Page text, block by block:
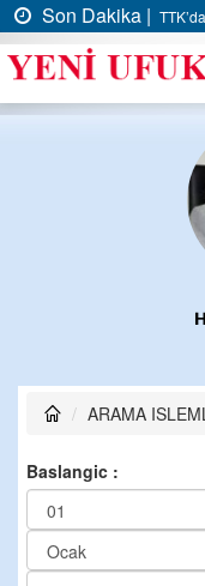
Son Dakika |
ARAMA
Baslangic :